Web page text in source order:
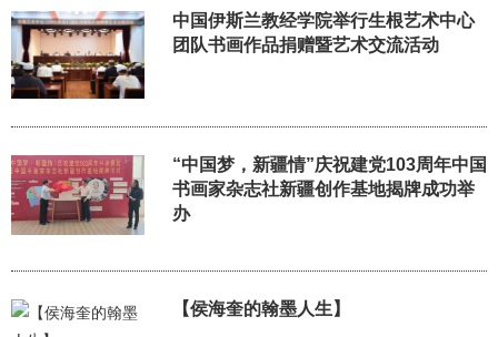
中国伊斯兰教经学院举行生根艺术中心
团队书画作品捐赠暨艺术交流活动
“中国梦，新疆情”庆祝建党103周年中国
书画家杂志社新疆创作基地揭牌成功举
办
【侯海奎的翰墨人生】